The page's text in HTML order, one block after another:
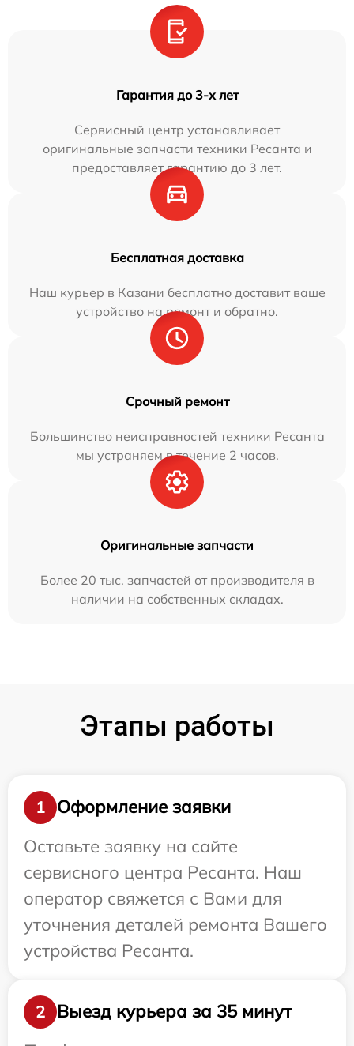
Гарантия до 3-х лет
Сервисный центр устанавливает
оригинальные запчасти техники Ресанта и
предоставляет гарантию до 3 лет.
Бесплатная доставка
Наш курьер в Казани бесплатно доставит ваше
устройство на ремонт и обратно.
Срочный ремонт
Большинство неисправностей техники Ресанта
мы устраняем в течение 2 часов.
Оригинальные запчасти
Более 20 тыс. запчастей от производителя в
наличии на собственных складах.
Этапы работы
1
Оформление заявки
Оставьте заявку на сайте
сервисного центра Ресанта. Наш
оператор свяжется с Вами для
уточнения деталей ремонта Вашего
устройства Ресанта.
2
Выезд курьера за 35 минут